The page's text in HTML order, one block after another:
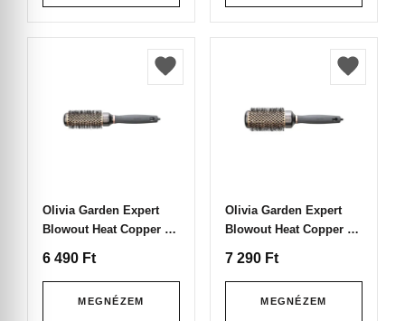
Olivia Garden Expert
Blowout Heat Copper &
6 490 Ft
MEGNÉZEM
Olivia Garden Expert
Blowout Heat Copper &
7 290 Ft
MEGNÉZEM